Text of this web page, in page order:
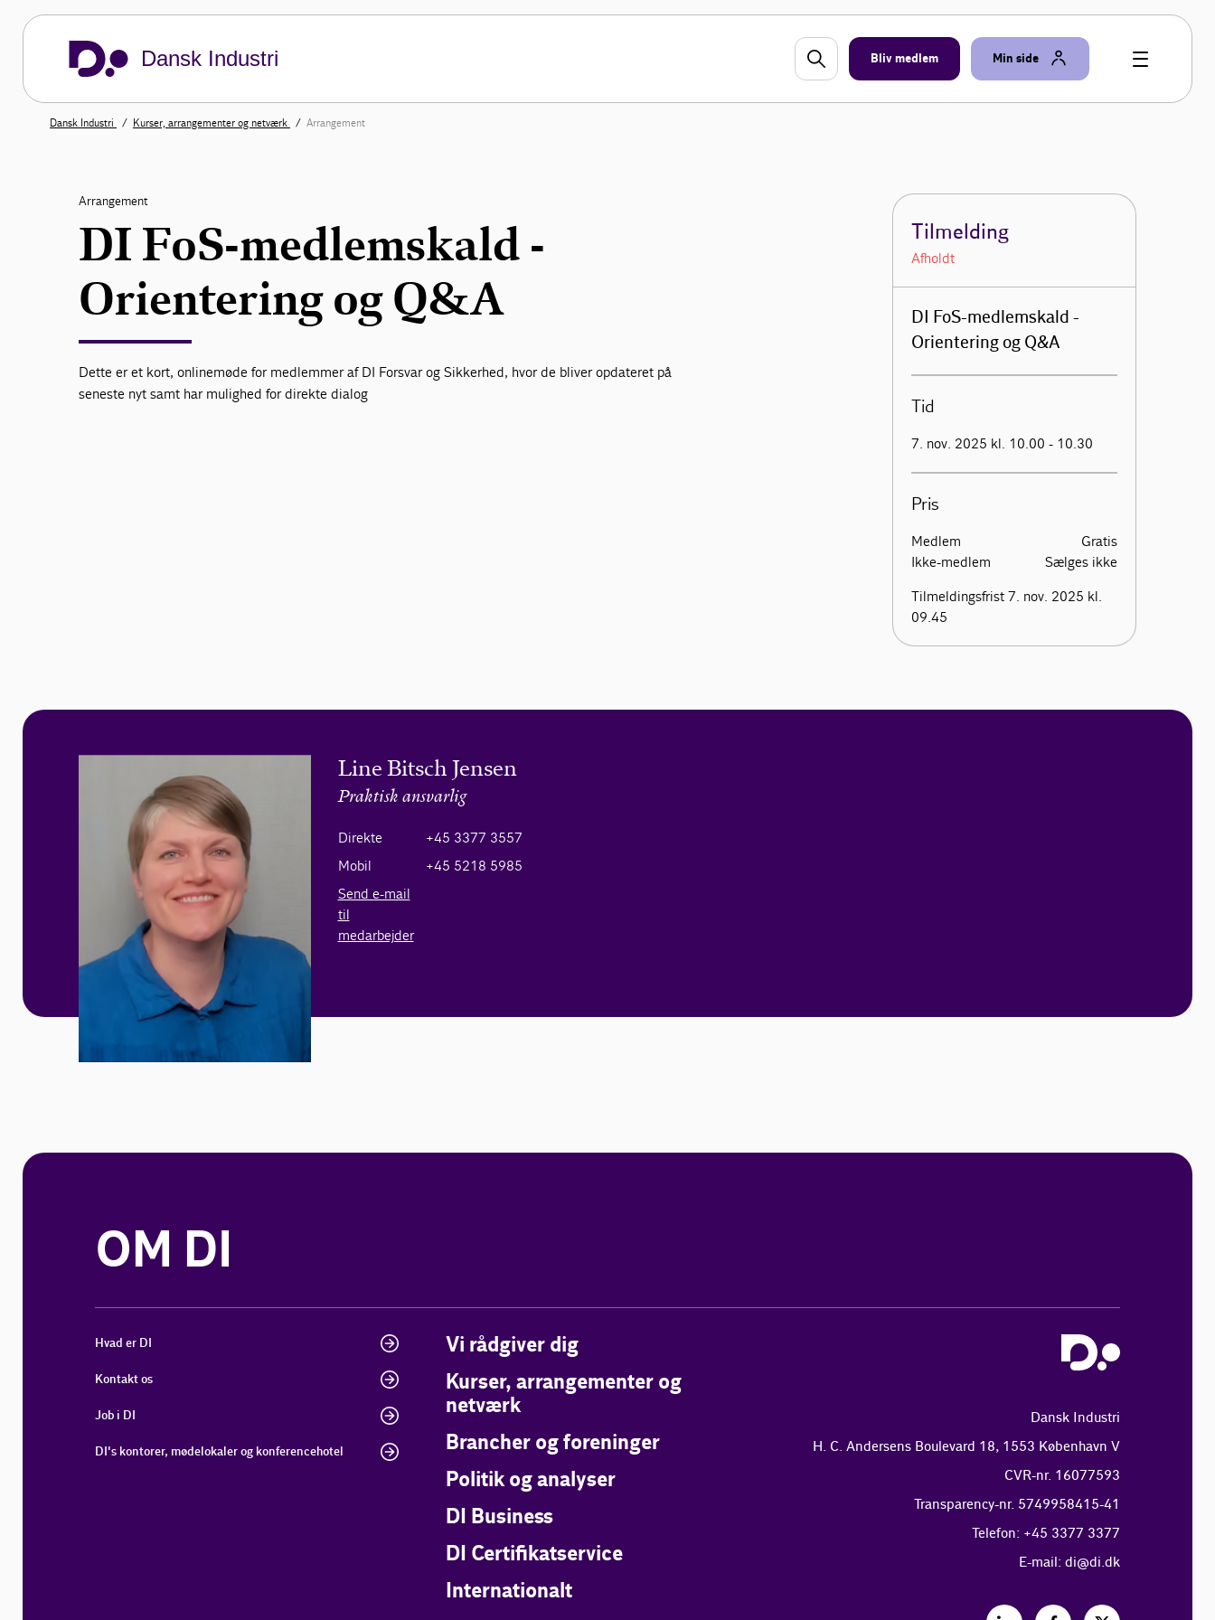
Dansk Industri Bliv medlem Min side
Dansk Industri Kurser, arrangementer og netværk Arrangement
Arrangement
DI FoS-medlemskald -
Orientering og Q&A
Dette er et kort, onlinemøde for medlemmer af DI Forsvar og Sikkerhed, hvor de bliver opdateret på
seneste nyt samt har mulighed for direkte dialog
Tilmelding
Afholdt
DI FoS-medlemskald -
Orientering og Q&A
Tid
7. nov. 2025 kl. 10.00 - 10.30
Pris
Medlem
Gratis
Ikke-medlem
Sælges ikke
Tilmeldingsfrist 7. nov. 2025 kl.
09.45
Line Bitsch Jensen
Praktisk ansvarlig
Direkte
+45 3377 3557
Mobil
+45 5218 5985
Send e-mail
til
medarbejder
OM DI
Hvad er DI
Kontakt os
Job i DI
DI's kontorer, mødelokaler og konferencehotel
Vi rådgiver dig
Kurser, arrangementer og
netværk
Brancher og foreninger
Politik og analyser
DI Business
DI Certifikatservice
Internationalt
Dansk Industri
H. C. Andersens Boulevard 18, 1553 København V
CVR-nr. 16077593
Transparency-nr. 5749958415-41
Telefon: +45 3377 3377
E-mail: di@di.dk